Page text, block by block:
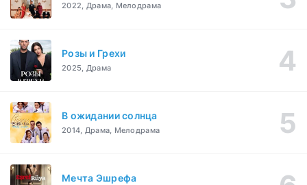
2022, Драма, Мелодрама
Розы и Грехи
2025, Драма
В ожидании солнца
2014, Драма, Мелодрама
Мечта Эшрефа